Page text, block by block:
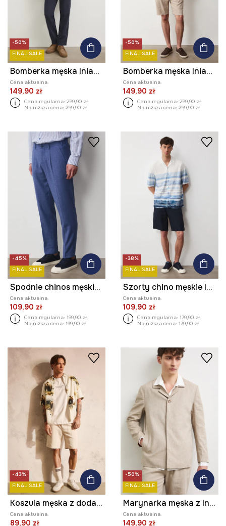
-50%
FINAL SALE
Bomberka męska lniana gładka
Cena aktualna:
149,90 zł
Cena regularna: 299,90 zł
Najniższa cena: 299,90 zł
-50%
FINAL SALE
Bomberka męska lniana gładka
Cena aktualna:
149,90 zł
Cena regularna: 299,90 zł
Najniższa cena: 299,90 zł
-45%
FINAL SALE
Spodnie chinos męskie z lnem
Cena aktualna:
109,90 zł
Cena regularna: 199,90 zł
Najniższa cena: 199,90 zł
-38%
FINAL SALE
Szorty chino męskie lniane gładkie
Cena aktualna:
109,90 zł
Cena regularna: 179,90 zł
Najniższa cena: 179,90 zł
-43%
FINAL SALE
Koszula męska z dodatkiem lnu z kolekcji Bieszczadzki Park Narodowy x Medicine
Cena aktualna:
89,90 zł
-50%
FINAL SALE
Marynarka męska z lnem
Cena aktualna:
149,90 zł